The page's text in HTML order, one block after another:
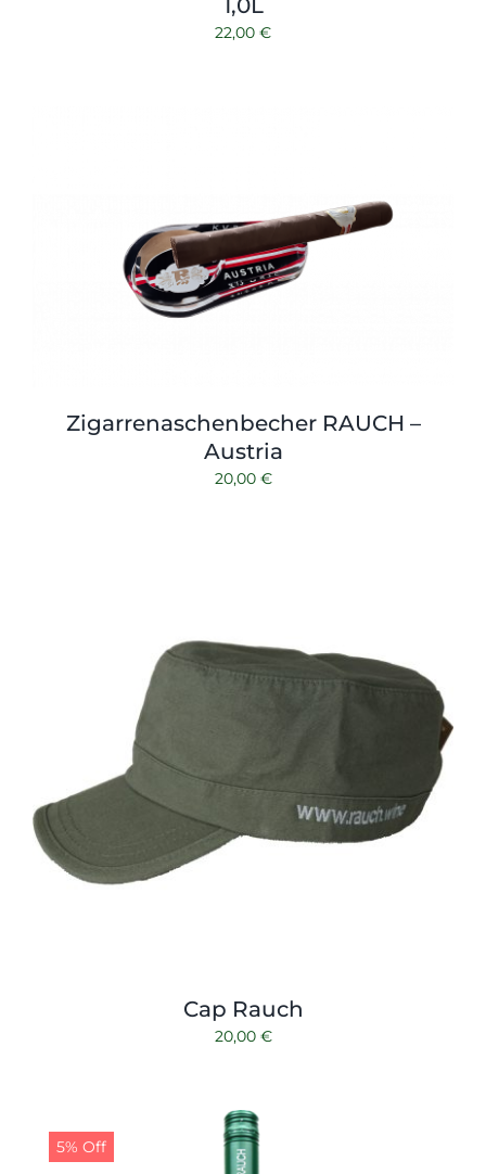
1,0L
22,00 €
Zigarrenaschenbecher RAUCH –
Austria
20,00 €
Cap Rauch
20,00 €
5% Off